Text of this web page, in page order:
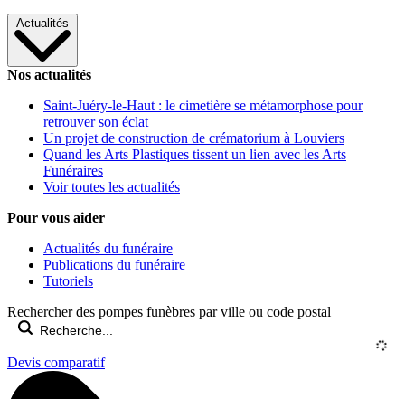
Actualités
Nos actualités
Saint-Juéry-le-Haut : le cimetière se métamorphose pour
retrouver son éclat
Un projet de construction de crématorium à Louviers
Quand les Arts Plastiques tissent un lien avec les Arts
Funéraires
Voir toutes les actualités
Pour vous aider
Actualités du funéraire
Publications du funéraire
Tutoriels
Rechercher des pompes funèbres par ville ou code postal
Devis comparatif